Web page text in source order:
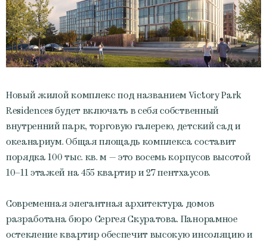
Новый жилой комплекс под названием Victory Park
Residences будет включать в себя собственный
внутренний парк, торговую галерею, детский сад и
океанариум. Общая площадь комплекса составит
порядка 100 тыс. кв. м — это восемь корпусов высотой
10–11 этажей на 455 квартир и 27 пентхаусов.
Современная элегантная архитектура домов
разработана бюро Сергея Скуратова. Панорамное
остекление квартир обеспечит высокую инсоляцию и